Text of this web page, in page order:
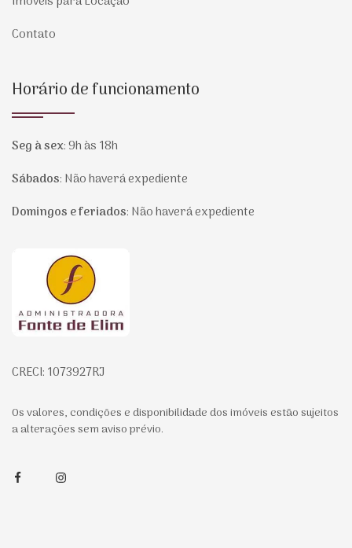
Contato
Horário de funcionamento
Seg à sex:9h às 18h
Sábados: Não haverá expediente
Domingos e feriados: Não haverá expediente
Página inicial
CRECI: 1073927RJ
Os valores, condições e disponibilidade dos imóveis estão sujeitos
a alterações sem aviso prévio.
FacebookInstagram